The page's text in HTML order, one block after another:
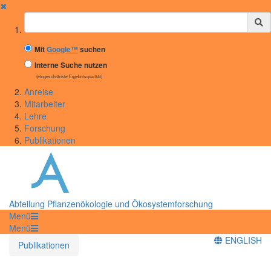
✖
Suchbegriff
MitGoogle™suchen
Interne Suche nutzen
(eingeschränkte Ergebnisqualität)
Anreise
Mitarbeiter
Lehre
Forschung
Publikationen
Abteilung Pflanzenökologie und Ökosystemforschung
Menü
Menü
Publikationen
ENGLISH